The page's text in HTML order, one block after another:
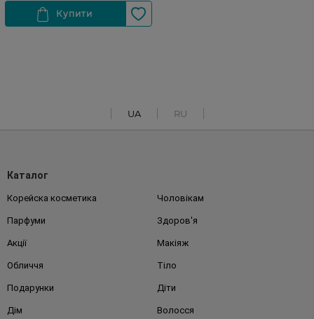
UA RU
Каталог
Корейска косметика Чоловікам
Парфуми Здоров'я
Акції Макіяж
Обличчя Тіло
Подарунки Діти
Дім Волосся